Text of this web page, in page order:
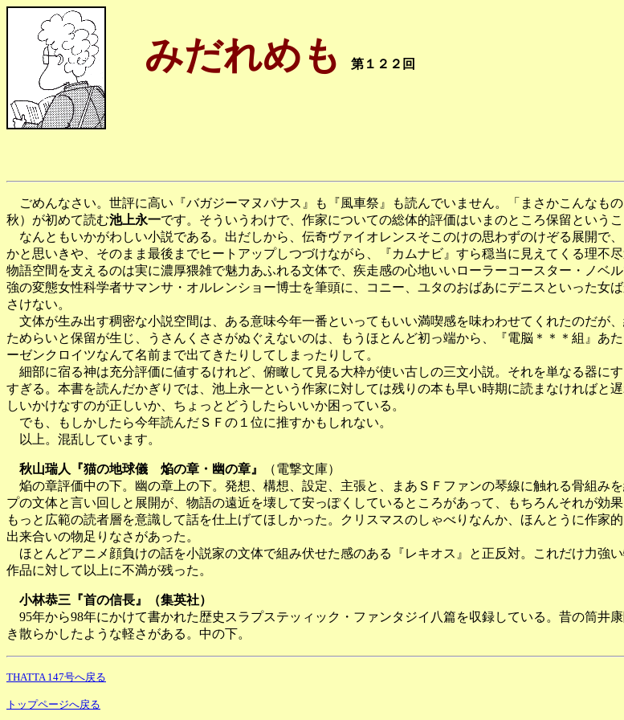
みだれめも 第１２２回
ごめんなさい。世評に高い『バガジーマヌパナス』も『風車祭』も読んでいません。「まさかこんなも
秋）が初めて読む池上永一です。そういうわけで、作家についての総体的評価はいまのところ保留というこ
なんともいかがわしい小説である。出だしから、伝奇ヴァイオレンスそこのけの思わずのけぞる展開で
かと思いきや、そのまま最後までヒートアップしつづけながら、『カムナビ』すら穏当に見えてくる理不
物語空間を支えるのは実に濃厚猥雑で魅力あふれる文体で、疾走感の心地いいローラーコースター・ノベ
強の変態女性科学者サマンサ・オルレンショー博士を筆頭に、コニー、ユタのおばあにデニスといった女
さけない。
文体が生み出す稠密な小説空間は、ある意味今年一番といってもいい満喫感を味わわせてくれたのだが
ためらいと保留が生じ、うさんくささがぬぐえないのは、もうほとんど初っ端から、『電脳＊＊＊組』あ
ーゼンクロイツなんて名前まで出てきたりしてしまったりして。
細部に宿る神は充分評価に値するけれど、俯瞰して見る大枠が使い古しの三文小説。それを単なる器に
すぎる。本書を読んだかぎりでは、池上永一という作家に対しては残りの本も早い時期に読まなければと
しいかけなすのが正しいか、ちょっとどうしたらいいか困っている。
でも、もしかしたら今年読んだＳＦの１位に推すかもしれない。
以上。混乱しています。
秋山瑞人『猫の地球儀 焔の章・幽の章』
（電撃文庫）
焔の章評価中の下。幽の章上の下。発想、構想、設定、主張と、まあＳＦファンの琴線に触れる骨組み
プの文体と言い回しと展開が、物語の遠近を壊して安っぽくしているところがあって、もちろんそれが効
もっと広範の読者層を意識して話を仕上げてほしかった。クリスマスのしゃべりなんか、ほんとうに作家
出来合いの物足りなさがあった。
ほとんどアニメ顔負けの話を小説家の文体で組み伏せた感のある『レキオス』と正反対。これだけ力強
作品に対して以上に不満が残った。
小林恭三『首の信長』（集英社）
95年から98年にかけて書かれた歴史スラプステッィック・ファンタジイ八篇を収録している。昔の筒井
き散らかしたような軽さがある。中の下。
THATTA 147号へ戻る
トップページへ戻る